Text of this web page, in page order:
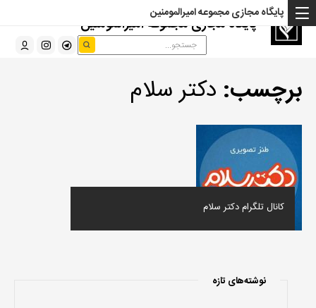
پایگاه مجازی مجموعه امیرالمومنین
پایگاه مجازی مجموعه امیرالمومنین
برچسب: دکتر سلام
کانال تلگرام دکتر سلام
نوشته‌های تازه